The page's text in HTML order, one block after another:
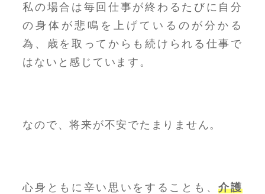
私の場合は毎回仕事が終わるたびに自分
の身体が悲鳴を上げているのが分かる
為、歳を取ってからも続けられる仕事で
はないと感じています。
なので、将来が不安でたまりません。
心身ともに辛い思いをすることも、介護